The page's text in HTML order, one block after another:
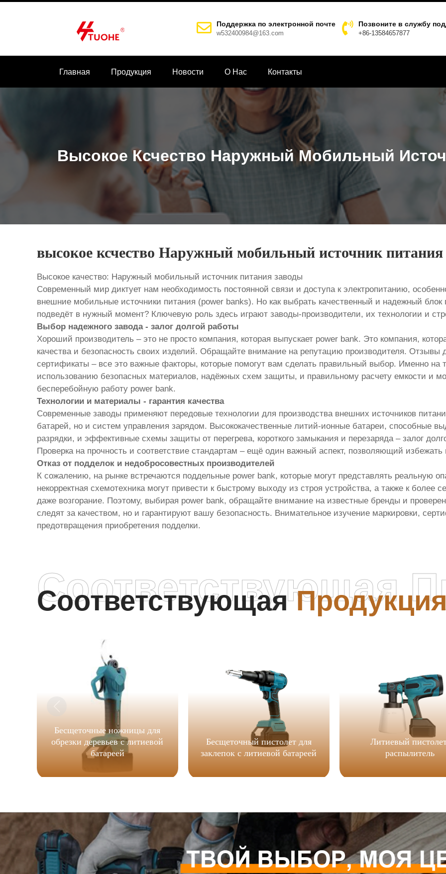
Поддержка по электронной почте
w532400984@163.com
Позвоните в службу
+86-13584657877
Главная Продукция Новости О Hас Контакты
Высокое Ксчество Наружный Мобильный
высокое ксчество Наружный мобильный источник питания
Высокое качество: Наружный мобильный источник питания заводы
Современный мир диктует нам необходимость постоянной связи и доступа к электропитанию,
внешние мобильные источники питания (power banks). Но как выбрать качественный и надежный блок
подведёт в нужный момент? Ключевую роль здесь играют заводы-производители, их технологии и
Выбор надежного завода - залог долгой работы
Хороший производитель – это не просто компания, которая выпускает power bank. Это компания,
качества и безопасность своих изделий. Обращайте внимание на репутацию производителя. Отзывы
сертификаты – все это важные факторы, которые помогут вам сделать правильный выбор. Именно на
использованию безопасных материалов, надёжных схем защиты, и правильному расчету емкости и
бесперебойную работу power bank.
Технологии и материалы - гарантия качества
Современные заводы применяют передовые технологии для производства внешних источников
батарей, но и систем управления зарядом. Высококачественные литий-ионные батареи, способные
разрядки, и эффективные схемы защиты от перегрева, короткого замыкания и перезаряда – залог
Проверка на прочность и соответствие стандартам – ещё один важный аспект, позволяющий
Отказ от подделок и недобросовестных производителей
К сожалению, на рынке встречаются поддельные power bank, которые могут представлять реальную
некорректная схемотехника могут привести к быстрому выходу из строя устройства, а также к более
даже возгорание. Поэтому, выбирая power bank, обращайте внимание на известные бренды и
следят за качеством, но и гарантируют вашу безопасность. Внимательное изучение маркировки,
предотвращения приобретения подделки.
Соответствующая
Соответствующая
Бесщеточные ножницы для
обрезки деревьев с литиевой
батареей
Бесщеточный пистолет для
заклепок с литиевой батареей
Литиевый
распылитель